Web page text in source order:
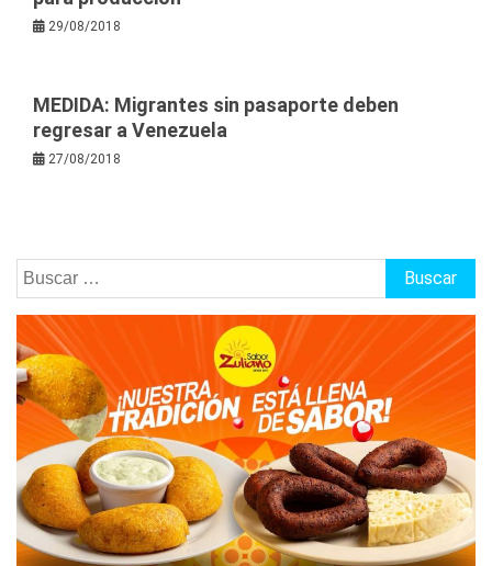
29/08/2018
MEDIDA: Migrantes sin pasaporte deben
regresar a Venezuela
27/08/2018
Buscar: